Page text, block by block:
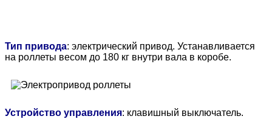
Тип привода: электрический привод. Устанавливается
на роллеты весом до 180 кг внутри вала в коробе.
Устройство управления: клавишный выключатель.